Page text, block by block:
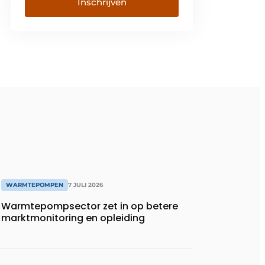
WARMTEPOMPEN 7 JULI 2026
Warmtepompsector zet in op betere
marktmonitoring en opleiding